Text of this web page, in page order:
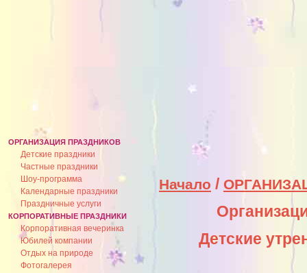
ОРГАНИЗАЦИЯ ПРАЗДНИКОВ
Детские праздники
Частные праздники
Шоу-программа
Календарные праздники
Праздничные услуги
КОРПОРАТИВНЫЕ ПРАЗДНИКИ
Корпоративная вечеринка
Юбилей компании
Отдых на природе
Фотогалерея
Начало /
Детские